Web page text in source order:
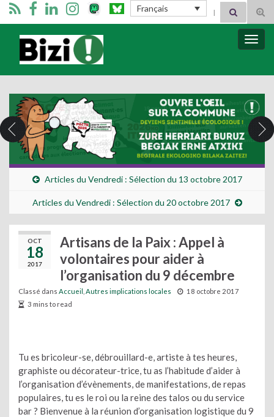
Français Search for:
Bizimugi
Articles du Vendredi : Sélection du 13 octobre 2017
Articles du Vendredi : Sélection du 20 octobre 2017
OCT
18
2017
Artisans de la Paix : Appel à
volontaires pour aider à
l’organisation du 9 décembre
Classé dans Accueil Autres implications locales
18 octobre 2017
3 mins to read
Tu es bricoleur-se, débrouillard-e, artiste à tes heures,
graphiste ou décorateur-trice, tu as l’habitude d’aider à
l’organisation d’évènements, de manifestations, de repas
populaires, tu es le roi ou la reine des talos ou du service
bar ? Bienvenue à la réunion d’organisation logistique du 9